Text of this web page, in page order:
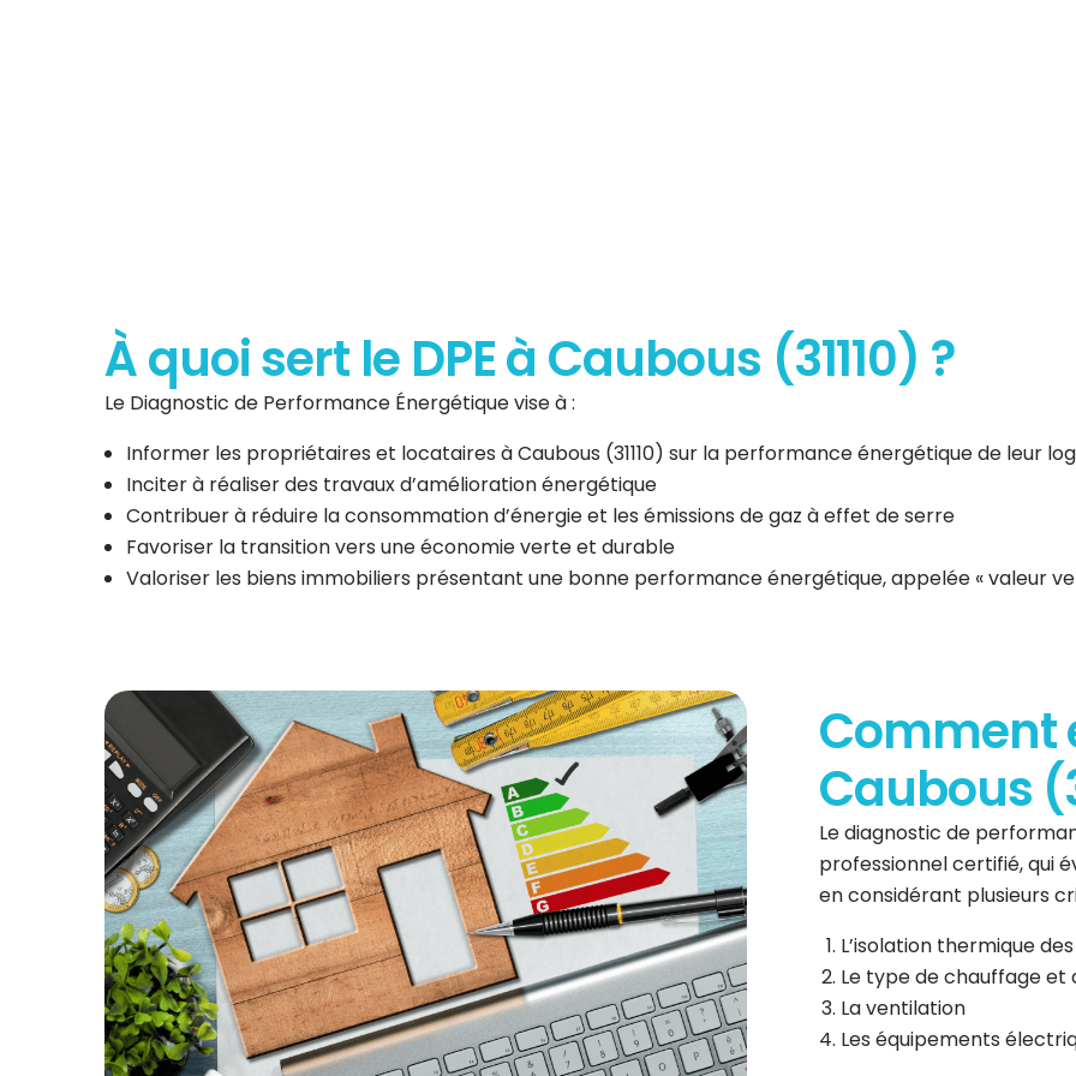
À quoi sert le DPE à Caubous (31110) ?
Le Diagnostic de Performance Énergétique vise à :
Informer les propriétaires et locataires à Caubous (31110) sur la performance énergétique de leur
Inciter à réaliser des travaux d’amélioration énergétique
Contribuer à réduire la consommation d’énergie et les émissions de gaz à effet de serre
Favoriser la transition vers une économie verte et durable
Valoriser les biens immobiliers présentant une bonne performance énergétique, appelée « valeur
Comment
Caubous
Le diagnostic de
professionnel certifié, qui
en considérant plusieurs
L’isolation thermique
Le type de chauffage et
La ventilation
Les équipements